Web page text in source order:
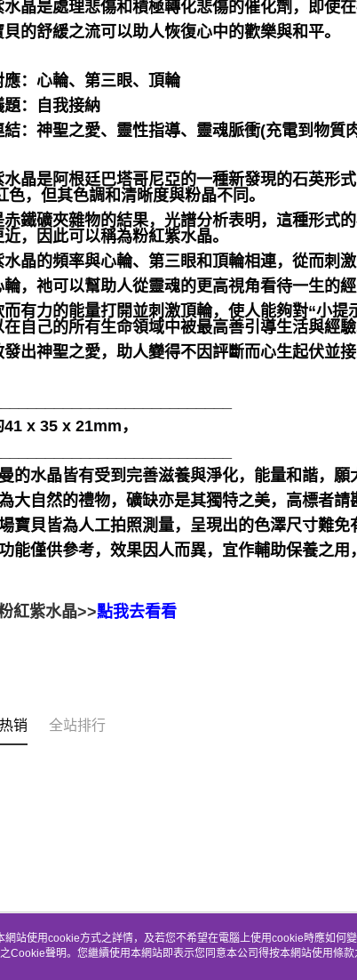
水晶是處理悲傷和積極轉化悲傷的催化劑，即使
的舒緩之流可以助人恢復心中的歡樂與和平。
應：心輪、第三眼、頂輪
題：自我接納
結：神聖之愛、靈性指導、靈魂脈衝(充電到物質
水晶是阿根廷巴塔哥尼亞的一種新發現的石英形
色，但其色調和清晰度與粉晶不同。
赤鐵礦夾雜物的結果，光譜分析表明，這種形式
，因此可以稱為粉紅紫水晶。
水晶的頻率與心輪、第三眼和頂輪相連，從而刺
輪，祂可以幫助人從靈魂的更高視角看待一生的
而有力的能量打開並刺激頂輪，使人能夠對“小
自己的所有生命領域中被最高善引導生活與經驗
出神聖之愛，助人變得不因評斷而心生起伏並接
x 35 x 21mm，
的水晶皆有受到完善滋養與淨化，能量和諧，
大自然的禮物，礦缺亦是其獨特之美，高標者
寶貝皆為人工拍照測量，呈現出的色澤尺寸難免
能僅供參考，效果因人而異，宜作輔助保養之用
紅紫水晶>>點我去看看
销 全站排行
关于我们 客服资讯
站使用cookie方式之詳情，及若您不希望在電腦上使用cookie時應如何
Cookie聲明。您繼續使用本網站即表示您同意本公司得按本網站使用條